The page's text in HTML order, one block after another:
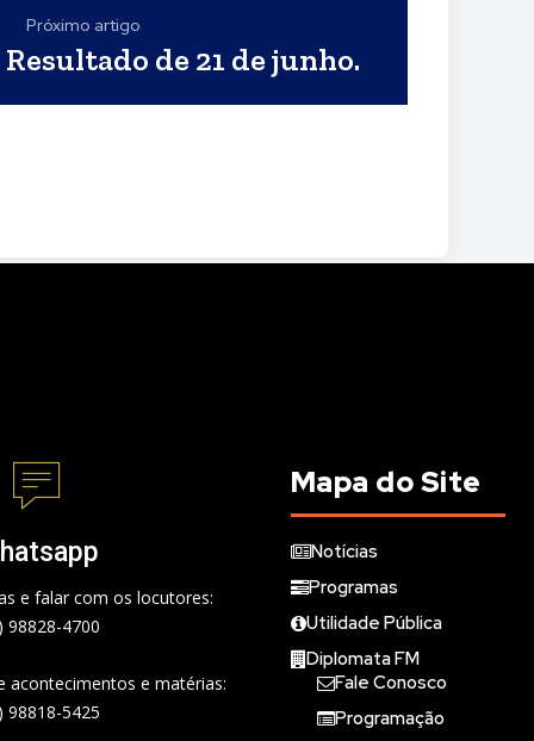
Próximo artigo
de 21 de junho.
e falar com os locutores:
98828-4700
acontecimentos e matérias:
98818-5425
Mapa do Site
Notícias
Programas
Utilidade Pública
Diplomata FM
Fale Conosco
Programação